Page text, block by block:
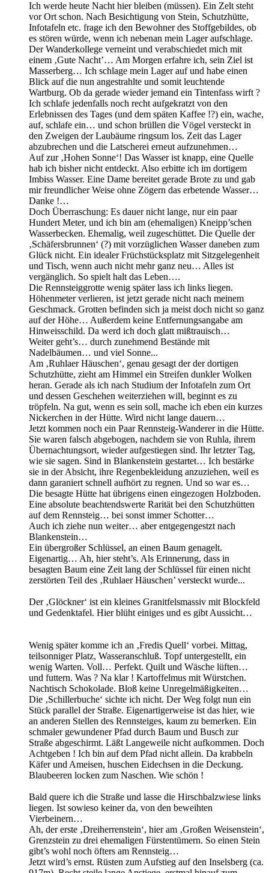
Ich werde heute Nacht hier bleiben (müssen). Ein Zelt steht
vor Ort schon. Nach Besichtigung von Stein, Schutzhütte,
Infotafeln etc. frage ich den Bewohner des Stoffgebildes, ob
es stören würde, wenn ich nebenan mein Lager aufschlage.
Der Wanderkollege verneint und verabschiedet mich mit
einem ‚Gute Nacht’… Am Morgen erfahre ich, sein Ziel ist
Masserberg… Ich schlage mein Lager auf und habe einen
Blick auf die nun angestrahlte und somit leuchtende
Wartburg. Ob da gerade wieder jemand ein Tintenfass wirft ?
Ich schlafe jedenfalls noch recht aufgekratzt von den
Erlebnissen des Tages (und dem späten Kaffee !?) ein, wache,
auf, schlafe ein… und schon brüllen die Vögel versteckt in
den Zweigen der Laubäume ringsum los. Zeit das Lager
abzubrechen und die Latscherei erneut aufzunehmen…
Auf zur ‚Hohen Sonne‘! Das Wasser ist knapp, eine Quelle
hab ich bisher nicht entdeckt. Also erbitte ich im dortigem
Imbiss Wasser. Eine Dame bereitet gerade Brote zu und gab
mir freundlicher Weise ohne Zögern das erbetende Wasser…
Danke !…
Doch Überraschung: Es dauer nicht lange, nur ein paar
Hundert Meter, und ich bin am (ehemaligen) Kneipp’schen
Wasserbecken. Ehemalig, weil zugeschüttet. Die Quelle der
‚Schäfersbrunnen‘ (?) mit vorzüglichen Wasser daneben zum
Glück nicht. Ein idealer Früchstücksplatz mit Sitzgelegenheit
und Tisch, wenn auch nicht mehr ganz neu… Alles ist
vergänglich. So spielt halt das Leben….
Die Rennsteiggrotte wenig später lass ich links liegen.
Höhenmeter verlieren, ist jetzt gerade nicht nach meinem
Geschmack. Grotten befinden sich ja meist doch nicht so ganz
auf der Höhe… Außerdem keine Entfernungsangabe am
Hinweisschild. Da werd ich doch glatt mißtrauisch…
Weiter geht’s… durch zunehmend Bestände mit
Nadelbäumen… und viel Sonne...
Am ‚Ruhlaer Häuschen‘, genau gesagt der der dortigen
Schutzhütte, zieht am Himmel ein Streifen dunkler Wolken
heran. Gerade als ich nach Studium der Infotafeln zum Ort
und dessen Geschehen weiterziehen will, beginnt es zu
tröpfeln. Na gut, wenn es sein soll, mache ich eben ein kurzes
Nickerchen in der Hütte. Wird nicht lange dauern…
Jetzt kommen noch ein Paar Rennsteig-Wanderer in die Hütte.
Sie waren falsch abgebogen, nachdem sie von Ruhla, ihrem
Übernachtungsort, wieder aufgestiegen sind. Ihr letzter Tag,
wie sie sagen. Sind in Blankenstein gestartet… Ich bestärke
sie in der Absicht, ihre Regenbekleidung anzuziehen, weil es
dann garaniert schnell aufhört zu regnen. Und so war es…
Die besagte Hütte hat übrigens einen eingezogen Holzboden.
Eine absolute beachtendswerte Rarität bei den Schutzhütten
auf dem Rennsteig… bei sonst immer Schotter…
Auch ich ziehe nun weiter… aber entgegengestzt nach
Blankenstein…
Ein übergroßer Schlüssel, an einen Baum genagelt.
Eigenartig… Ah, hier steht’s. Als Erinnerung, dass in
besagten Baum eine Zeit lang der Schlüssel für einen nicht
zerstörten Teil des ‚Ruhlaer Häuschen’ versteckt wurde...
Der ‚Glöckner‘ ist ein kleines Granitfelsmassiv mit Blockfeld
und Gedenktafel. Hier blüht einiges und es gibt Aussicht…
Wenig später komme ich an ‚Fredis Quell‘ vorbei. Mittag,
teilsonniger Platz, Wasseranschluß. Topf untergestellt, ein
wenig Warten. Voll… Perfekt. Quilt und Wäsche lüften…
und futtern. Was ? Na klar ! Kartoffelmus mit Würstchen.
Nachtisch Schokolade. Bloß keine Unregelmäßigkeiten…
Die ‚Schillerbuche‘ sichte ich nicht. Der Weg folgt nun ein
Stück parallel der Straße. Eigenartigerweise ist das hier, wie
an anderen Stellen des Rennsteiges, kaum zu bemerken. Ein
schmaler gewundener Pfad durch Baum und Busch zur
Straße abgeschirmt. Läßt Langeweile nicht aufkommen. Doch
Achtgeben ! Ich bin auf dem Pfad nicht allein. Da krabbeln
Käfer und Ameisen, huschen Eidechsen in die Deckung.
Blaubeeren locken zum Naschen. Wie schön !
Bald quere ich die Straße und lasse die Hirschbalzwiese links
liegen. Ist sowieso keiner da, von den beweihten
Vierbeinern…
Ah, der erste ‚Dreiherrenstein‘, hier am ‚Großen Weisenstein‘,
Grenzstein zu drei ehemaligen Fürstentümern. So einen Stein
gibt’s wohl noch öfters am Rennsteig…
Jetzt wird’s ernst. Rüsten zum Aufstieg auf den Inselsberg (ca.